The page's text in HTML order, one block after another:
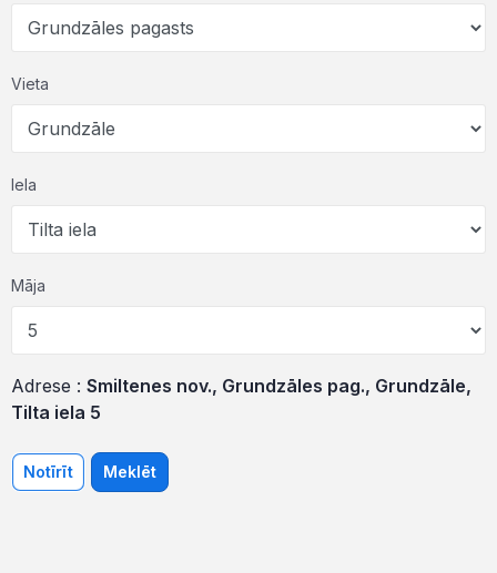
Vieta
Iela
Māja
Adrese : Smiltenes nov., Grundzāles pag., Grundzāle,
Tilta iela 5
Notīrīt Meklēt